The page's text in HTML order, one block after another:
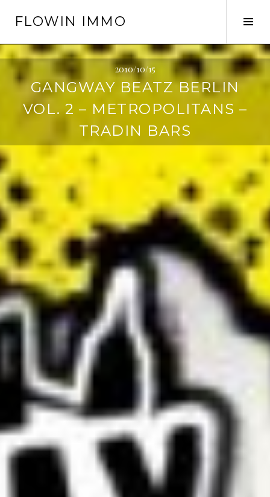
zumFLOWIN IMMO
2010/10/15
GANGWAY BEATZ BERLIN
VOL. 2 – METROPOLITANS –
TRADIN BARS